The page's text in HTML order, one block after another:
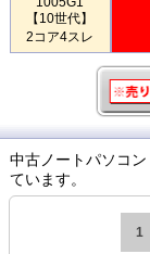
【10世代】
2コア4スレ
中古ノートパソコン
ています。
1